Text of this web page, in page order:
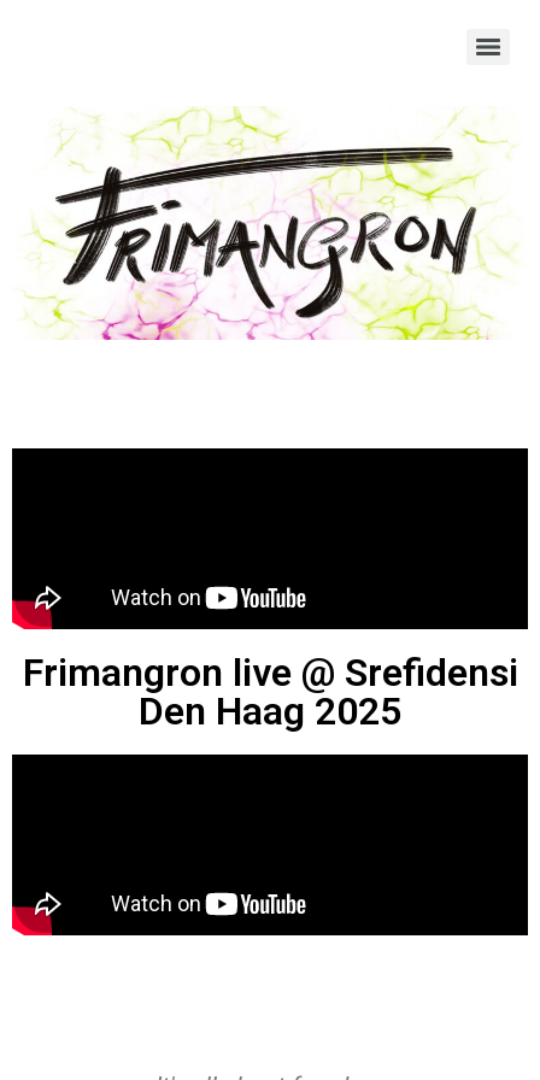
Frimangron live @ Srefidensi
Den Haag 2025